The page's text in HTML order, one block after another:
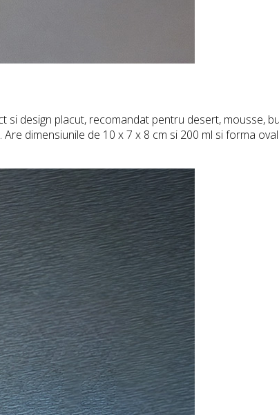
design placut, recomandat pentru desert, mousse,
dimensiunile de 10 x 7 x 8 cm si 200 ml si forma